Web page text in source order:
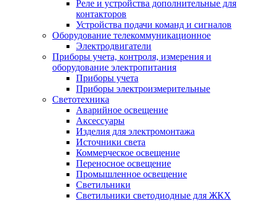
Реле и устройства дополнительные для
контакторов
Устройства подачи команд и сигналов
Оборудование телекоммуникационное
Электродвигатели
Приборы учета, контроля, измерения и
оборудование электропитания
Приборы учета
Приборы электроизмерительные
Светотехника
Аварийное освещение
Аксессуары
Изделия для электромонтажа
Источники света
Коммерческое освещение
Переносное освещение
Промышленное освещение
Светильники
Светильники светодиодные для ЖКХ